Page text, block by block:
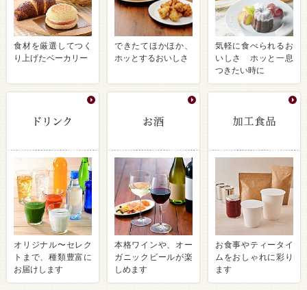
食材を厳選してつく
り上げたベーカリー
できたてほかほか、
ホッとするおいしさ
気軽に食べられるお
いしさ ホッと一息
つきたい時に
オリジナル〜セレク
トまで、種類豊富に
お届けします
本格ワインや、オー
ガニックビールが楽
しめます
お食事やティータイ
ムをおしゃれに彩り
ます